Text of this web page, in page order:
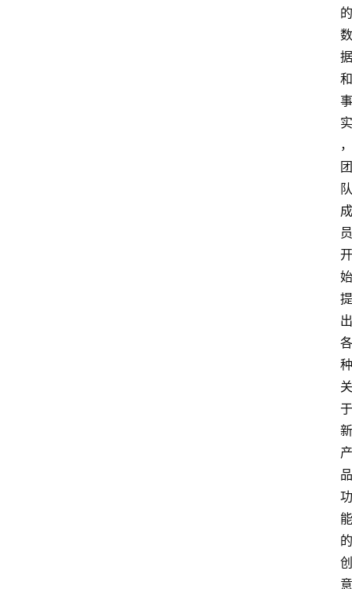
的
数
据
和
事
实
，
团
队
成
员
开
始
提
出
各
种
关
于
新
产
品
功
能
的
创
意